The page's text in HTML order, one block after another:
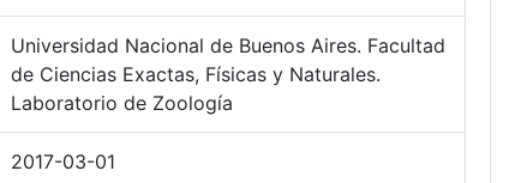
Universidad Nacional de Buenos Aires. Facultad
de Ciencias Exactas, Físicas y Naturales.
Laboratorio de Zoología
2017-03-01